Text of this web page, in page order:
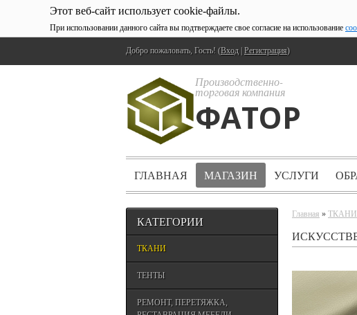
Этот веб-сайт использует cookie-файлы.
При использовании данного сайта вы подтверждаете свое согласие на использование
Добро пожаловать, Гость! (Вход Регистрация)
Производственно-
торговая компания
ФАТОР
ГЛАВНАЯ МАГАЗИН УСЛУГИ
КАТЕГОРИИ
ТКАНИ
ТЕНТЫ
РЕМОНТ, ПЕРЕТЯЖКА,
Главная » ТКАНИ